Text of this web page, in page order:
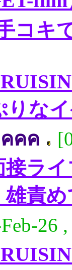
コキ
りな
คคค
接ラ
責
26